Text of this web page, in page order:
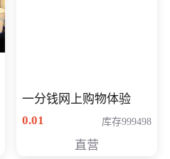
一分钱网上购物体验
0.01
库存999498
直营